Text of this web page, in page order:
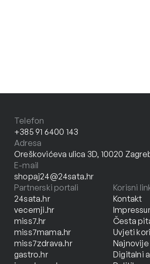
Telefon
+385 91 6400 143
Adresa
Oreškovićeva ulica 3D, 10020
E-mail
shopaj24@24sata.hr
Partnerski portali
24sata.hr
vecernji.hr
miss7.hr
miss7mama.hr
miss7zdrava.hr
gastro.hr
Korisni
Kontakt
Česta
Uvjeti
Najnovije
Digitalni